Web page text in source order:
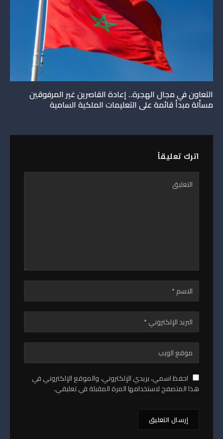
التعاون في مجال الهجرة.. إعادة القاصرين غير المرفوقين
مسألة مبدأ قائمة على التعليمات الملكية السامية
اترك تعليقاً
احفظ اسمي، بريدي الإلكتروني، والموقع الإلكتروني في
هذا المتصفح لاستخدامها المرة المقبلة في تعليقي.